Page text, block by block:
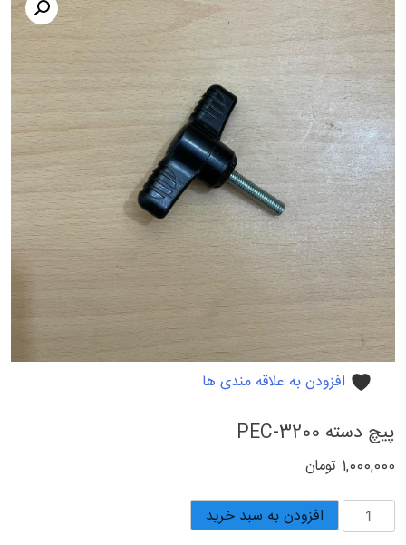
افزودن به علاقه مندی ها
پیچ دسته PEC-3200
1,000,000 تومان
پیچ
دسته
افزودن به سبد خرید